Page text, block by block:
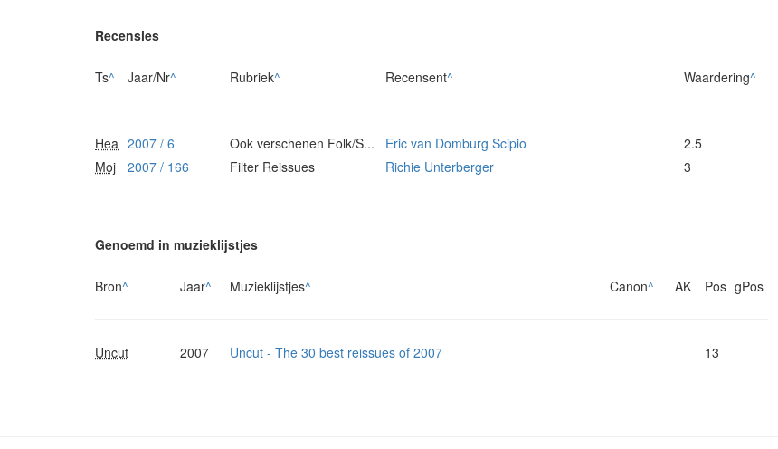
Recensies
Ts^ Jaar/Nr^ Rubriek^ Recensent^ Waardering^
Hea 2007 / 6 Ook verschenen Folk/S... Eric van Domburg Scipio
2.5
Moj
2007 / 166 Filter Reissues Richie Unterberger 3
Genoemd in muzieklijstjes
Bron^ Jaar^ Muzieklijstjes^ Canon^ AK Pos gPos
Uncut 2007 Uncut - The 30 best reissues of 2007 13